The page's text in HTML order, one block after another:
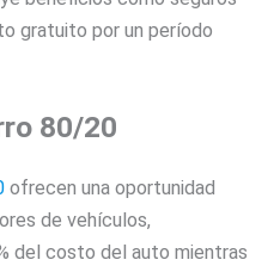
gratuito por un período
80/20
ofrecen una oportunidad
de vehículos,
del costo del auto mientras